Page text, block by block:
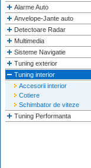
Alarme Auto
Anvelope-Jante auto
Detectoare Radar
Multimedia
Sisteme Navigatie
Tuning exterior
Tuning interior
Accesorii interior
Cotiere
Schimbator de viteze
Tuning Performanta